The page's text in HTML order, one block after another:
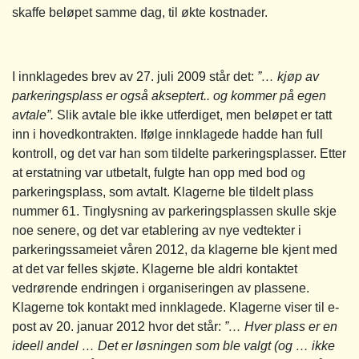
skaffe beløpet samme dag, til økte kostnader.
I innklagedes brev av 27. juli 2009 står det: ”… kjøp av
parkeringsplass er også akseptert.. og kommer på egen
avtale”. Slik avtale ble ikke utferdiget, men beløpet er tatt
inn i hovedkontrakten. Ifølge innklagede hadde han full
kontroll, og det var han som tildelte parkeringsplasser. Etter
at erstatning var utbetalt, fulgte han opp med bod og
parkeringsplass, som avtalt. Klagerne ble tildelt plass
nummer 61. Tinglysning av parkeringsplassen skulle skje
noe senere, og det var etablering av nye vedtekter i
parkeringssameiet våren 2012, da klagerne ble kjent med
at det var felles skjøte. Klagerne ble aldri kontaktet
vedrørende endringen i organiseringen av plassene.
Klagerne tok kontakt med innklagede. Klagerne viser til e-
post av 20. januar 2012 hvor det står: ”… Hver plass er en
ideell andel … Det er løsningen som ble valgt (og … ikke